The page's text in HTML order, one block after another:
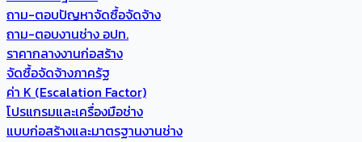
ถาม-ตอบปัญหาจัดซื้อจัดจ้าง
ถาม-ตอบงานช่าง อปท.
ราคากลางงานก่อสร้าง
จัดซื้อจัดจ้างภาครัฐ
ค่า K (Escalation Factor)
โปรแกรมและเครื่องมือช่าง
แบบก่อสร้างและมาตรฐานงานช่าง